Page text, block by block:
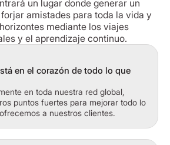
un lugar donde generar un
amistades para toda la vida y
mediante los viajes
y el aprendizaje continuo.
en el corazón de todo lo que
en toda nuestra red global,
puntos fuertes para mejorar todo lo
a nuestros clientes.